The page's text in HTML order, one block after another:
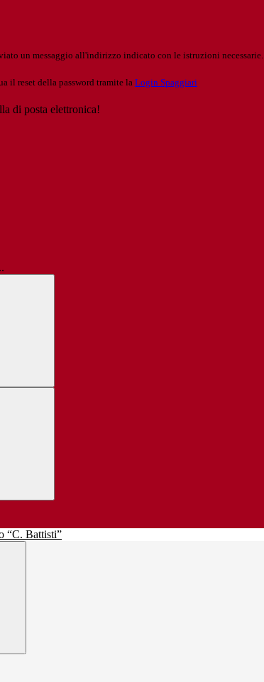
un messaggio all'indirizzo indicato con le istruzioni necessarie.
il reset della password tramite la Login Spaggiari
di posta elettronica!